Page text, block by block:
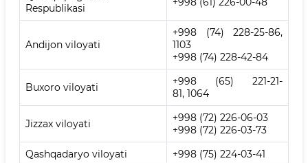
Respublikasi
Andijon viloyati
+998 (74) 228-25-86,
1103
+998 (74) 228-42-84
Buxoro viloyati
+998 (65) 221-21-
81, 1064
Jizzax viloyati
+998 (72) 226-06-03
+998 (72) 226-03-73
Qashqadaryo viloyati
+998 (75) 224-03-41